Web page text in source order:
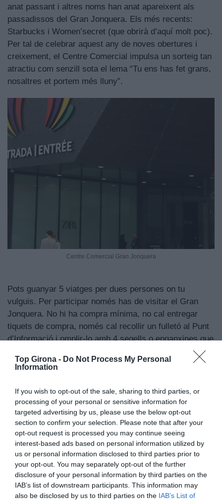
Top Girona - Do Not Process My Personal
Information
If you wish to opt-out of the sale, sharing to third parties, or
processing of your personal or sensitive information for
targeted advertising by us, please use the below opt-out
section to confirm your selection. Please note that after your
opt-out request is processed you may continue seeing
interest-based ads based on personal information utilized by
us or personal information disclosed to third parties prior to
your opt-out. You may separately opt-out of the further
disclosure of your personal information by third parties on the
IAB’s list of downstream participants. This information may
also be disclosed by us to third parties on the IAB’s List of
anat passant i altres noms han anat apareixent als
passadissos del Gran Jonquera. Els més recents:
Starbucks i Women’secret (que obrirà d’aquí molt poc).
Per tal de celebrar aquest any de noves obertures i
creixement, el Centre Comercial impulsa un sorteig tan
atractiu com senzill sota el lema “Tu ens has fet grans,
nosaltres et portem més lluny”.
Centre Comercial Gran Jonquera
Pots guanyar 5 viatges per dues persones on tu
vulguis. Per participar només has de visitar el Gran
Jonquera. No hi ha compra mínima, no cal entregar
tiquets de compra, només cal recollir un fulletó al Punt
d’Informació i omplir-lo amb 4 segells o enganxines que
cada color, diposita el fulletó a l’urna que hi ha al Punt
d’Informació. Així de fàcil. El dia 12 de novembre
s’anunciaran els guanyadors.
El premi és un viatge per a dues persones, tres nits, en
la destinació que s’esculli. Se’n sortegen un total de
cinc i compten amb l’experiència de Viatges Viñolas per
organitzar-ho tot al gust del guanyador o guanyadora.